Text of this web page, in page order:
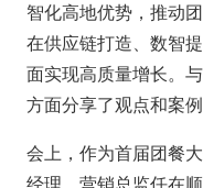
智化高地优势，推动
在供应链打造、数智
面实现高质量增长。
方面分享了观点和案
会上，作为首届团餐
经理、营销总监任在